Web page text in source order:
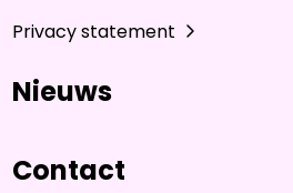
Privacy statement
Nieuws
Contact